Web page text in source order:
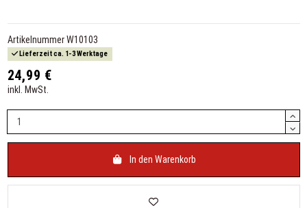
Artikelnummer W10103
Lieferzeit ca. 1-3 Werktage
24,99 €
inkl. MwSt.
In den Warenkorb